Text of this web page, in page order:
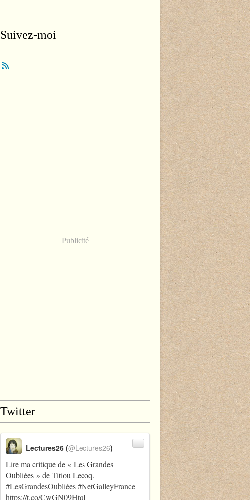
Suivez-moi
Publicité
Twitter
Lire ma critique de « Les Grandes
Oubliées » de Titiou Lecoq.
#LesGrandesOubliées#NetGalleyFrance
https://t.co/CwGN09HtqI
Lectures26 (@Lectures26)